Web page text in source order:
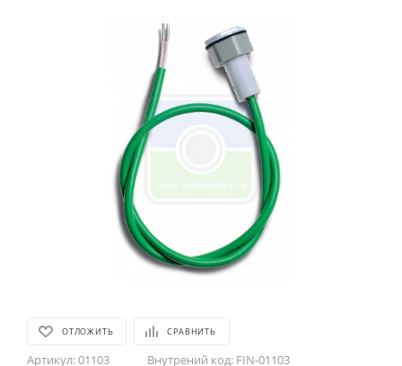
ОТЛОЖИТЬ СРАВНИТЬ
Артикул:01103 Внутрений код: FIN-01103